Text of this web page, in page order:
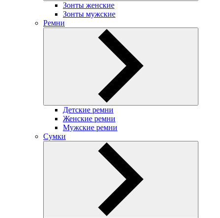
Зонты женские
Зонты мужские
Ремни
Детские ремни
Женские ремни
Мужские ремни
Сумки